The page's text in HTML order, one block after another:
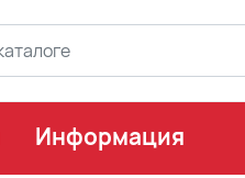
Информация